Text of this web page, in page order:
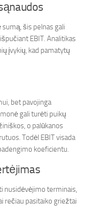
šis pelnas gali
EBIT. Analitikas
įvykių, kad pamatytų
bet pavojinga
gali turėti puikų
o palūkanos
Todėl EBIT visada
koeficientu.
nusidėvėjimo terminais,
rečiau pasitaiko griežtai